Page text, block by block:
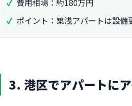
ポイント：築浅アパートは設
3. 港区でアパートに